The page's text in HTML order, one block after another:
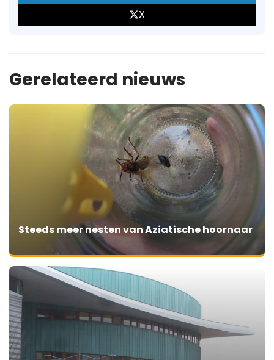
X
Gerelateerd nieuws
Steeds meer nesten van Aziatische hoornaar